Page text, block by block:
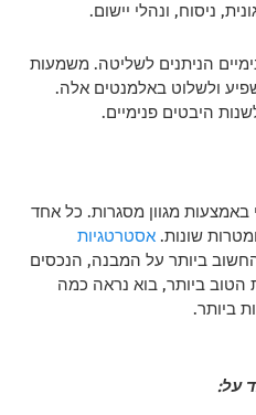
ניסוח, ונהלי יישום.
הניתנים לשליטה. משמעות
ולשלוט באלמנטים אלה.
היבטים פנימיים.
באמצעות מגוון מסגרות. כל אחד
שונות.אסטרטגיות
ביותר על המבנה, הנכסים
הטוב ביותר, בוא נראה כמה
ביותר.
על: